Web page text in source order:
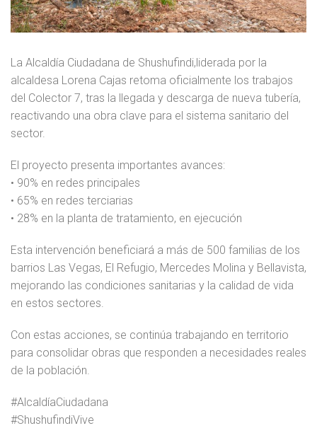
La Alcaldía Ciudadana de Shushufindi,liderada por la
alcaldesa Lorena Cajas retoma oficialmente los trabajos
del Colector 7, tras la llegada y descarga de nueva tubería,
reactivando una obra clave para el sistema sanitario del
sector.
El proyecto presenta importantes avances:
• 90% en redes principales
• 65% en redes terciarias
• 28% en la planta de tratamiento, en ejecución
Esta intervención beneficiará a más de 500 familias de los
barrios Las Vegas, El Refugio, Mercedes Molina y Bellavista,
mejorando las condiciones sanitarias y la calidad de vida
en estos sectores.
Con estas acciones, se continúa trabajando en territorio
para consolidar obras que responden a necesidades reales
de la población.
#AlcaldíaCiudadana
#ShushufindiVive